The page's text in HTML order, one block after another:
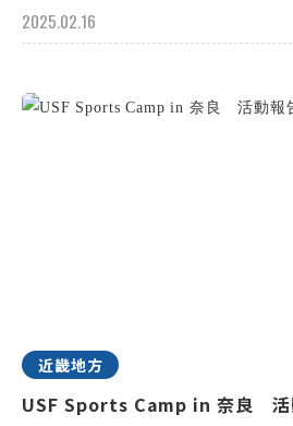
2025.02.16
近畿地方
USF Sports Camp in 奈良 活